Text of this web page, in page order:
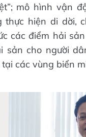
mô hình vận
thực hiện di dời,
các điểm hải
sản cho người
các vùng biển